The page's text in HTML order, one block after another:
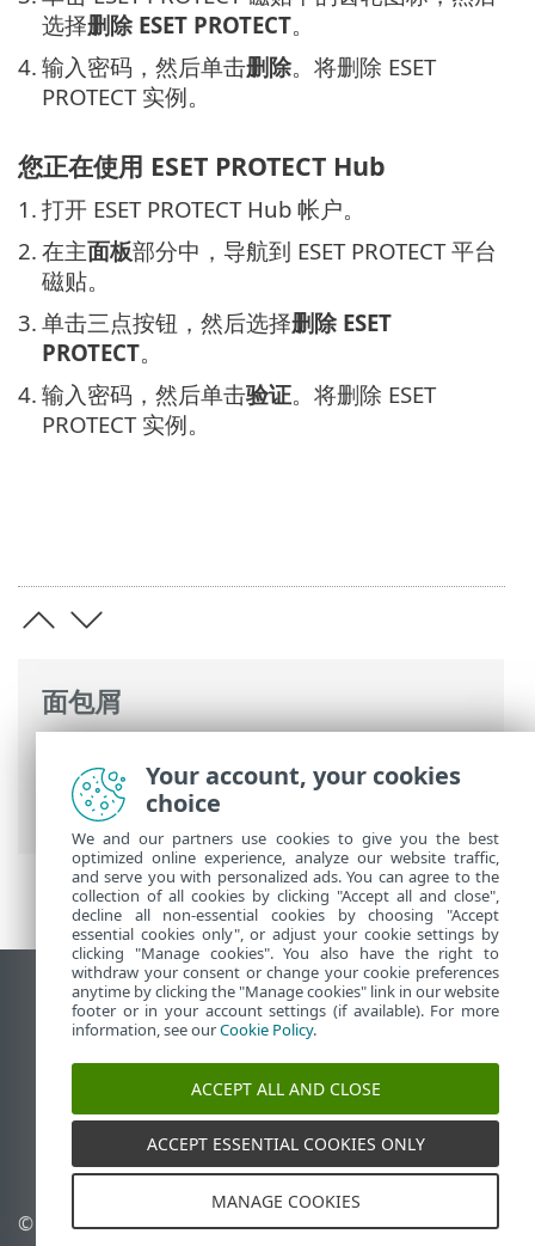
面包屑
ESET PROTECT> 如何从网络中删除 ESET
PROTECT
选择删除 ESET PROTECT。
4. 输入密码，然后单击删除。将删除 ESET
PROTECT 实例。
您正在使用 ESET PROTECT Hub
1. 打开 ESET PROTECT Hub 帐户。
2. 在主面板部分中，导航到 ESET PROTECT 平台
磁贴。
3. 单击三点按钮，然后选择删除 ESET
PROTECT。
4. 输入密码，然后单击验证。将删除 ESET
PROTECT 实例。
查看桌面站点
End of Life
ESET 知识库
ESET Status Portal
© 1992 - 2026 ESET, spol. s
管理 Cookie
Your account, your cookies
choice
We and our partners use cookies to give you the best
optimized online experience, analyze our website traffic,
and serve you with personalized ads. You can agree to the
collection of all cookies by clicking "Accept all and close",
decline all non-essential cookies by choosing "Accept
essential cookies only", or adjust your cookie settings by
clicking "Manage cookies". You also have the right to
withdraw your consent or change your cookie preferences
anytime by clicking the "Manage cookies" link in our website
footer or in your account settings (if available). For more
information, see ourCookie Policy.
ACCEPT ALL AND CLOSE
ACCEPT ESSENTIAL COOKIES ONLY
MANAGE COOKIES